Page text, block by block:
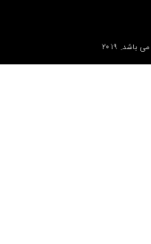
می باشد. 2019